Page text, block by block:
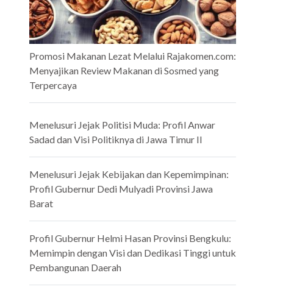
Promosi Makanan Lezat Melalui Rajakomen.com:
Menyajikan Review Makanan di Sosmed yang
Terpercaya
Menelusuri Jejak Politisi Muda: Profil Anwar
Sadad dan Visi Politiknya di Jawa Timur II
Menelusuri Jejak Kebijakan dan Kepemimpinan:
Profil Gubernur Dedi Mulyadi Provinsi Jawa
Barat
Profil Gubernur Helmi Hasan Provinsi Bengkulu:
Memimpin dengan Visi dan Dedikasi Tinggi untuk
Pembangunan Daerah